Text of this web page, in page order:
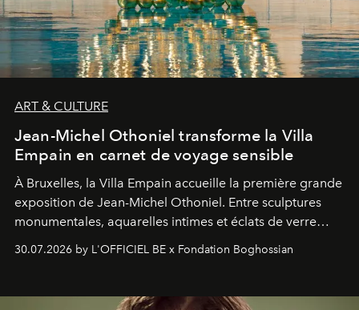
ART & CULTURE
Jean-Michel Othoniel transforme la Villa
Empain en carnet de voyage sensible
À Bruxelles, la Villa Empain accueille la première grande
exposition de Jean-Michel Othoniel. Entre sculptures
monumentales, aquarelles intimes et éclats de verre
soufflé, l’artiste français compose un itinéraire
émotionnel où chaque œuvre devient le souvenir
émerveillement.
30.07.2026 by L'OFFICIEL BE x Fondation Boghossian